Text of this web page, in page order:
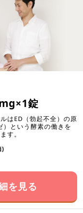
錠
はED（勃起不全）の原
）という酵素の働きを
す。
)
を見る